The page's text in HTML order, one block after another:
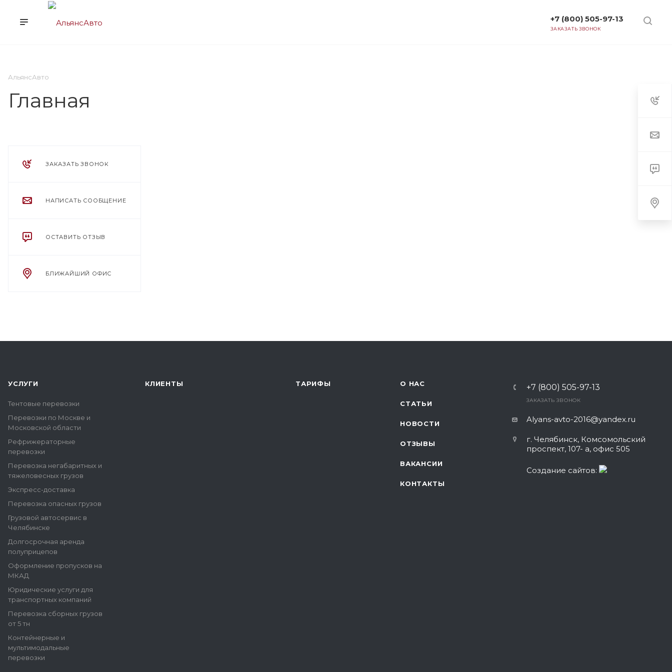
+7 (800) 505-97-13
ЗАКАЗАТЬ ЗВОНОК
АльянсАвто
Главная
ЗАКАЗАТЬ ЗВОНОК
НАПИСАТЬ СООБЩЕНИЕ
ОСТАВИТЬ ОТЗЫВ
БЛИЖАЙШИЙ ОФИС
УСЛУГИ
Тентовые перевозки
Перевозки по Москве и
Московской области
Рефрижераторные
перевозки
Перевозка негабаритных и
тяжеловесных грузов
Экспресс-доставка
Перевозка опасных грузов
Грузовой автосервис в
Челябинске
Долгосрочная аренда
полуприцепов
Оформление пропусков на
МКАД
Юридические услуги для
транспортных компаний
Перевозка сборных грузов
от 5 тн
Контейнерные и
мультимодальные
перевозки
КЛИЕНТЫ ТАРИФЫ О НАС
СТАТЬИ
НОВОСТИ
ОТЗЫВЫ
ВАКАНСИИ
КОНТАКТЫ
+7 (800) 505-97-13
ЗАКАЗАТЬ ЗВОНОК
Alyans-avto-2016@yandex.ru
г. Челябинск, Комсомольский
проспект, 107- а, офис 505
Cоздание сайтов: